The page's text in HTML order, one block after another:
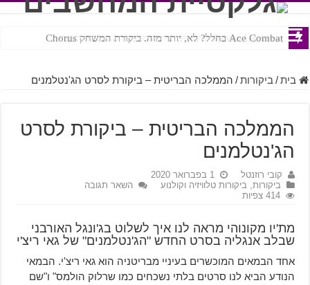
Ace Combat בחלל? לא, יותר מזה. ביקורת המשחק Chorus
Steven Universe והשירים שתורגמו בצורה נוראית לעברית
בית / ביקורות / הממלכה הבריטית – ביקורת לסרט הג'נטלמנים
הממלכה הבריטית – ביקורת לסרט
הג'נטלמנים
קובי רוזנטל
1 בפברואר 2020
ביקורות, ביקורות טלוויזיה וקולנוע
השאר תגובה
414 צפיות
מת'יו מקונוהי מראה לנו איך לשלוט בג'ונגל האורבני
שבלב אנגליה בסרט החדש "הג'נטלמנים" של גאי ריצ'י
אחד הבמאים המוכשרים בעיניי מבריטניה הוא גאי ריצ'י. הבמאי
הנודע הביא לנו סרטים בלתי נשכחים כמו שרלוק הולמס" ו"שם